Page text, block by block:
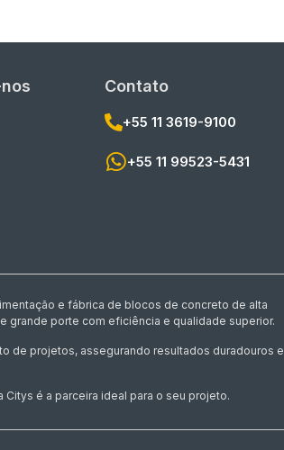
Contato
+55 11 3619-9100
+55 11 99523-5431
e fábrica de blocos de concreto de alta
grande porte com eficiência e qualidade superior.
de projetos, assegurando resultados duradouros e
é a parceira ideal para o seu projeto.